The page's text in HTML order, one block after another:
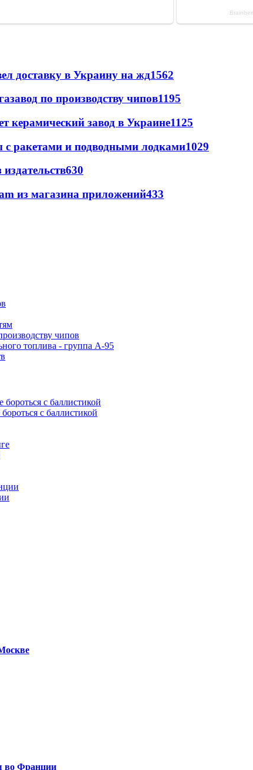
доставку в Украину на жд1562
по производству чипов1195
керамический завод в Украине1125
с ракетами и подводными лодками1029
630
из магазина приложений433
чипов
топлива - группа А-95
с баллистикой
во Франции